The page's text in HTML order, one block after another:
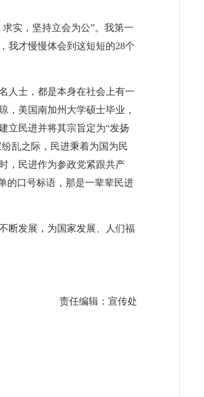
实，坚持立会为公”。我第一
我才慢慢体会到这短短的28个
人士，都是本身在社会上有一
，美国南加州大学硕士毕业，
立民进并将其宗旨定为“发扬
乱之际，民进秉着为国为民
，民进作为参政党紧跟共产
的口号标语，那是一辈辈民进
断发展，为国家发展、人们福
责任编辑：宣传处